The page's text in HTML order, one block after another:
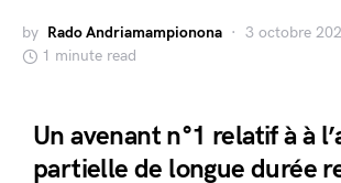
by Rado Andriamampionona
3 octobre
1 minute read
Un avenant n°1 relatif à à
partielle de longue durée